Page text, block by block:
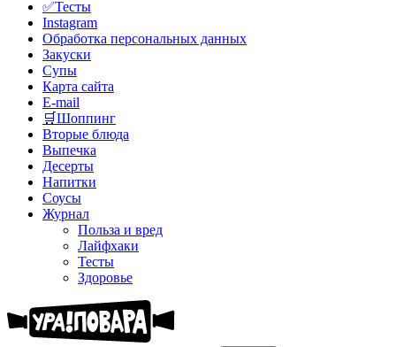
✅Тесты
Instagram
Обработка персональных данных
Закуски
Супы
Карта сайта
E-mail
🛒Шоппинг
Вторые блюда
Выпечка
Десерты
Напитки
Соусы
Журнал
Польза и вред
Лайфхаки
Тесты
Здоровье